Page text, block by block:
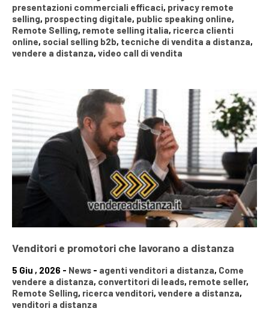
presentazioni commerciali efficaci, privacy remote
selling, prospecting digitale, public speaking online,
Remote Selling, remote selling italia, ricerca clienti
online, social selling b2b, tecniche di vendita a distanza,
vendere a distanza, video call di vendita
Venditori e promotori che lavorano a distanza
5 Giu , 2026 - News - agenti venditori a distanza, Come
vendere a distanza, convertitori di leads, remote seller,
Remote Selling, ricerca venditori, vendere a distanza,
venditori a distanza